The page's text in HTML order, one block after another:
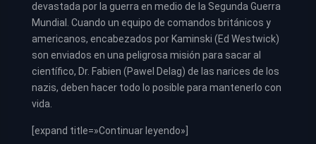
devastada por la guerra en medio de la Segunda Guerra
Mundial. Cuando un equipo de comandos británicos y
americanos, encabezados por Kaminski (Ed Westwick)
son enviados en una peligrosa misión para sacar al
científico, Dr. Fabien (Pawel Delag) de las narices de los
nazis, deben hacer todo lo posible para mantenerlo con
vida.
[expand title=»Continuar leyendo»]